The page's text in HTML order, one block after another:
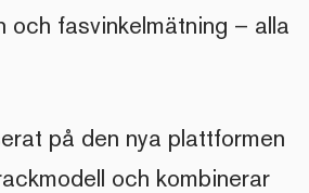
och fasvinkelmätning – alla
på den nya plattformen
och kombinerar